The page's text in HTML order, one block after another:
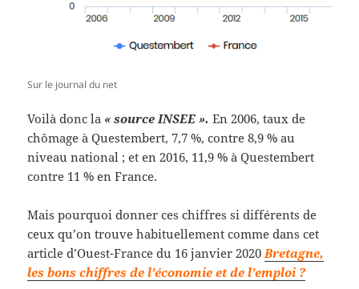
Sur le journal du net
Voilà donc la « source INSEE ». En 2006, taux de
chômage à Questembert, 7,7 %, contre 8,9 % au
niveau national ; et en 2016, 11,9 % à Questembert
contre 11 % en France.
Mais pourquoi donner ces chiffres si différents de
ceux qu’on trouve habituellement comme dans cet
article d’Ouest-France du 16 janvier 2020Bretagne,
les bons chiffres de l’économie et de l’emploi ?